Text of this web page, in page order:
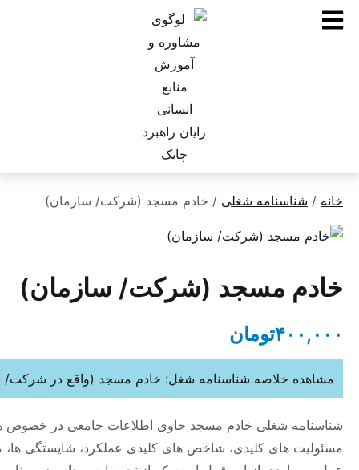
شغلی/ خادم مسجد (شرکت/ سازمان)
مسجد (شرکت/ سازمان)
تومان
شغلی خادم مسجد حاوی اطلاعات جامعی در خصوص هدف،
های کلیدی، شاخص های کلیدی عملکرد، شایستگی ها، محیط
خلاصه شناسنامه شغل: خادم مسجد (واقع در شرکت/ سازمان)